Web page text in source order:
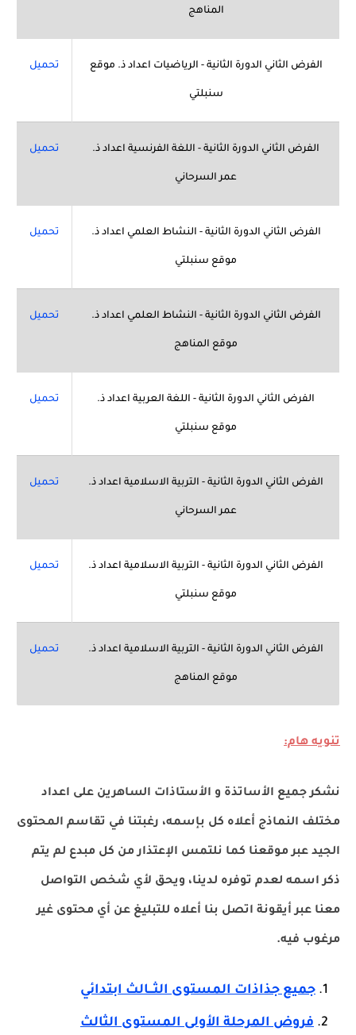
المناهج
الفرض الثاني الدورة الثانية - الرياضيات اعداد ذ. موقع
سنبلتي
تحميل
الفرض الثاني الدورة الثانية - اللغة الفرنسية اعداد ذ.
عمر السرحاني
تحميل
الفرض الثاني الدورة الثانية - النشاط العلمي اعداد ذ.
موقع سنبلتي
تحميل
الفرض الثاني الدورة الثانية - النشاط العلمي اعداد ذ.
موقع المناهج
تحميل
الفرض الثاني الدورة الثانية - اللغة العربية اعداد ذ.
موقع سنبلتي
تحميل
الفرض الثاني الدورة الثانية - التربية الاسلامية اعداد ذ.
عمر السرحاني
تحميل
الفرض الثاني الدورة الثانية - التربية الاسلامية اعداد ذ.
موقع سنبلتي
تحميل
الفرض الثاني الدورة الثانية - التربية الاسلامية اعداد ذ.
موقع المناهج
تحميل
تنويه هام:
نشكر جميع الأساتذة و الأستاذات الساهرين على اعداد
مختلف النماذج أعلاه كل بإسمه، رغبتنا في تقاسم المحتوى
الجيد عبر موقعنا كما نلتمس الإعتذار من كل مبدع لم يتم
ذكر اسمه لعدم توفره لدينا، ويحق لأي شخص التواصل
معنا عبر أيقونة اتصل بنا أعلاه للتبليغ عن أي محتوى غير
مرغوب فيه.
جميع جذاذات المستوى الثـــالث ابتدائي
فروض المرحلة الأولى المستوى الثالث